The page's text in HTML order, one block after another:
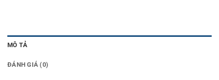
MÔ TẢ
ĐÁNH GIÁ (0)